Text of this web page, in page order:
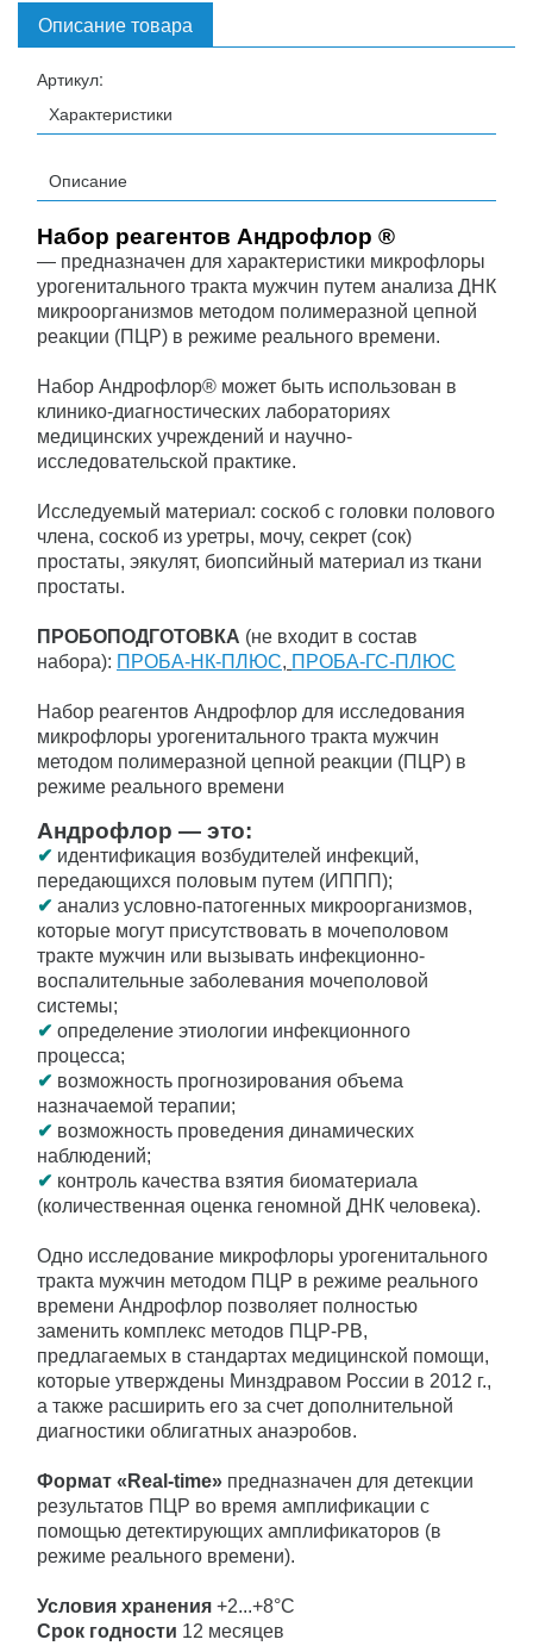
Описание товара
Артикул:
Характеристики
Описание
Набор реагентов Андрофлор ®
— предназначен для характеристики микрофлоры
урогенитального тракта мужчин путем анализа ДНК
микроорганизмов методом полимеразной цепной
реакции (ПЦР) в режиме реального времени.
Набор Андрофлор® может быть использован в
клинико-диагностических лабораториях
медицинских учреждений и научно-
исследовательской практике.
Исследуемый материал: соскоб с головки полового
члена, соскоб из уретры, мочу, секрет (сок)
простаты, эякулят, биопсийный материал из ткани
простаты.
ПРОБОПОДГОТОВКА (не входит в состав
набора): ПРОБА-НК-ПЛЮС, ПРОБА-ГС-ПЛЮС
Набор реагентов Андрофлор для исследования
микрофлоры урогенитального тракта мужчин
методом полимеразной цепной реакции (ПЦР) в
режиме реального времени
Андрофлор — это:
✔ идентификация возбудителей инфекций,
передающихся половым путем (ИППП);
✔ анализ условно-патогенных микроорганизмов,
которые могут присутствовать в мочеполовом
тракте мужчин или вызывать инфекционно-
воспалительные заболевания мочеполовой
системы;
✔ определение этиологии инфекционного
процесса;
✔ возможность прогнозирования объема
назначаемой терапии;
✔ возможность проведения динамических
наблюдений;
✔ контроль качества взятия биоматериала
(количественная оценка геномной ДНК человека).
Одно исследование микрофлоры урогенитального
тракта мужчин методом ПЦР в режиме реального
времени Андрофлор позволяет полностью
заменить комплекс методов ПЦР-РВ,
предлагаемых в стандартах медицинской помощи,
которые утверждены Минздравом России в 2012 г.,
а также расширить его за счет дополнительной
диагностики облигатных анаэробов.
Формат «Real-time» предназначен для детекции
результатов ПЦР во время амплификации с
помощью детектирующих амплификаторов (в
режиме реального времени).
Условия хранения +2...+8°С
Срок годности 12 месяцев